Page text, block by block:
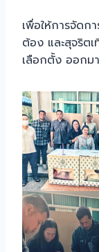
เพื่อให้การจัดก
ต้อง และสุจริต
เลือกตั้ง ออกม